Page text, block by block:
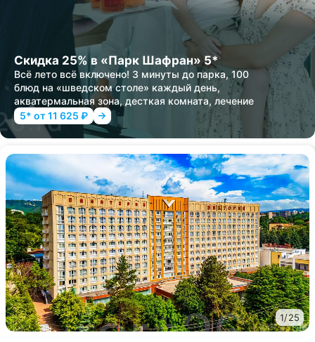
Скидка 25% в «Парк Шафран» 5*
Всё лето всё включено! 3 минуты до парка, 100
блюд на «шведском столе» каждый день,
акватермальная зона, десткая комната, лечение
5* от 11 625 ₽
1/25